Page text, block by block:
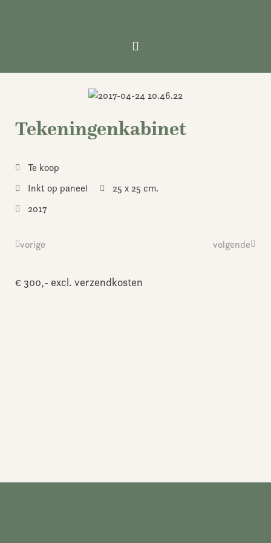
Tekeningenkabinet
Te koop
Inkt op paneel
25 x 25 cm.
2017
Vorige
vorige volgende
€ 300,- excl. verzendkosten